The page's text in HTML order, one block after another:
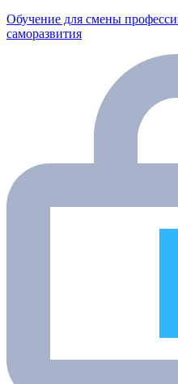
Обучение для смены
саморазвития